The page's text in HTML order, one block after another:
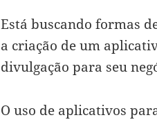
Está buscando formas
a criação de um
divulgação para seu
O uso de aplicativos